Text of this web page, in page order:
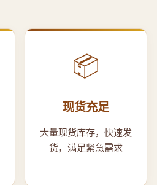
📦
现货充足
大量现货库存，快速发
货，满足紧急需求